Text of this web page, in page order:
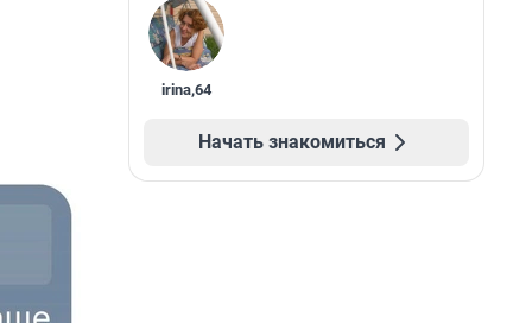
irina,64
Начать знакомиться